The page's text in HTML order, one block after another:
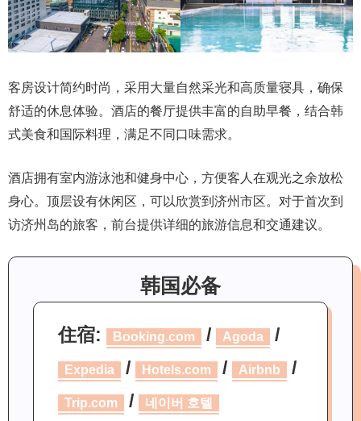
客房设计简约时尚，采用大量自然采光和高质量寝具，确保
舒适的休息体验。酒店的餐厅提供丰富的自助早餐，结合韩
式美食和国际料理，满足不同口味需求。
酒店拥有室内游泳池和健身中心，方便客人在观光之余放松
身心。顶层设有休闲区，可以欣赏到济州市区。对于首次到
访济州岛的旅客，前台提供详细的旅游信息和交通建议。
韩国必备
住宿: Booking.com / Agoda /
Expedia / Hotels.com / Airbnb /
Trip.com / 네이버 호텔